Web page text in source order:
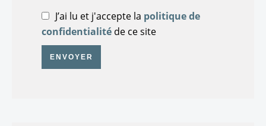
J’ai lu et j'accepte la politique de
confidentialité de ce site
ENVOYER